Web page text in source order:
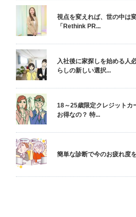
視点を変えれば、世の中は変
「Rethink PR...
入社後に家探しを始める人
らしの新しい選択...
18～25歳限定クレジットカ
お得なの？ 特...
簡単な診断で今のお疲れ度